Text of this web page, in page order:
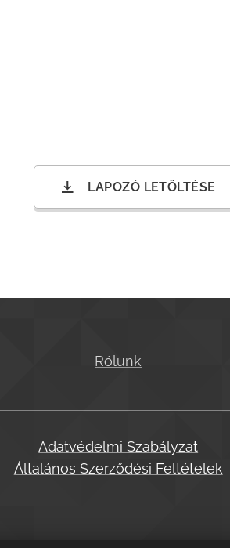
LAPOZÓ LETÖLTÉSE
Rólunk
Adatvédelmi Szabályzat
Általános Szerződési Feltételek